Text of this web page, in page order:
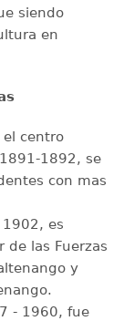
siendo
en
el centro
1892, se
con mas
1902, es
de las Fuerzas
y
- 1960, fue